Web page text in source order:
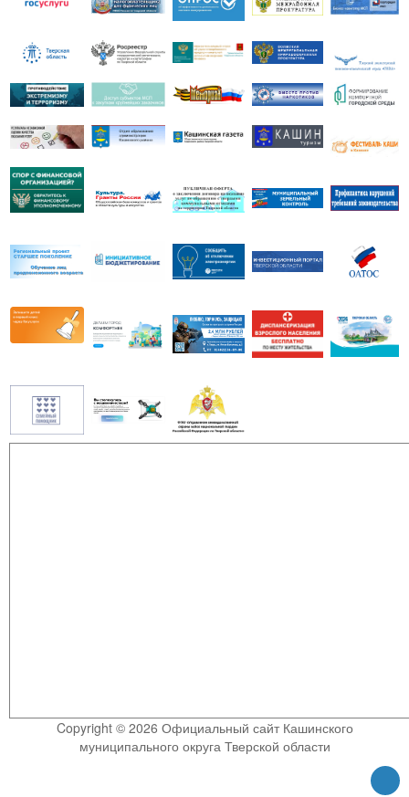
Copyright © 2026 Официальный сайт Кашинского
муниципального округа Тверской области